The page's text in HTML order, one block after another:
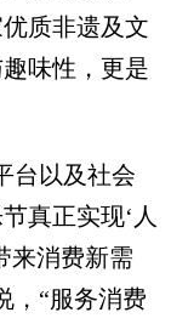
质非遗及文
味性，更是
以及社会
真正实现‘人
来消费新需
，“服务消费